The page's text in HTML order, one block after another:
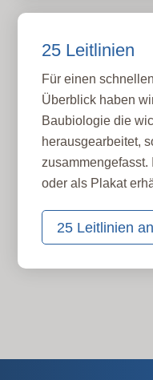
25 Leitlinien
Für einen
Überblick haben
Baubiologie die
herausgearbeitet,
oder als Plakat
25 Leitlinien